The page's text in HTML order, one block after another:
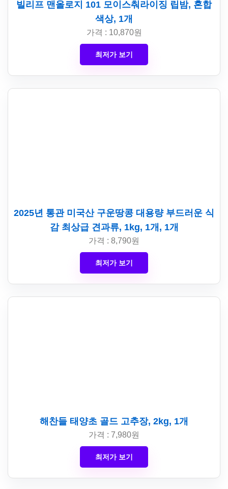
빌리프 맨올로지 101 모이스춰라이징 립밤, 혼합
색상, 1개
가격 : 10,870원
최저가 보기
2025년 통관 미국산 구운땅콩 대용량 부드러운 식
감 최상급 견과류, 1kg, 1개, 1개
가격 : 8,790원
최저가 보기
해찬들 태양초 골드 고추장, 2kg, 1개
가격 : 7,980원
최저가 보기